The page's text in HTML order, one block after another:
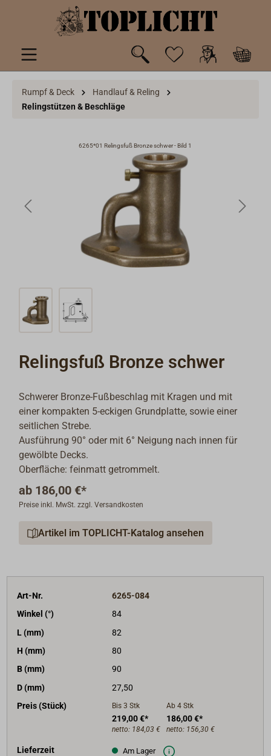
springen
Rumpf & Deck
Handlauf & Reling
Relingstützen & Beschläge
6265*01 Relingsfuß Bronze schwer - Bild 1
Relingsfuß Bronze schwer
Schwerer Bronze-Fußbeschlag mit Kragen und mit
einer kompakten 5-eckigen Grundplatte, sowie einer
seitlichen Strebe.
Ausführung 90° oder mit 6° Neigung nach innen für
gewölbte Decks.
Oberfläche: feinmatt getrommelt.
ab 186,00 €*
Preise inkl. MwSt. zzgl. Versandkosten
Artikel im TOPLICHT-Katalog ansehen
Art-Nr.
6265-084
Winkel (°)
84
L (mm)
82
H (mm)
80
B (mm)
90
D (mm)
27,50
Preis (Stück)
Bis 3 Stk
219,00 €*
netto: 184,03 €
Ab 4 Stk
186,00 €*
netto: 156,30 €
Lieferzeit Am Lager